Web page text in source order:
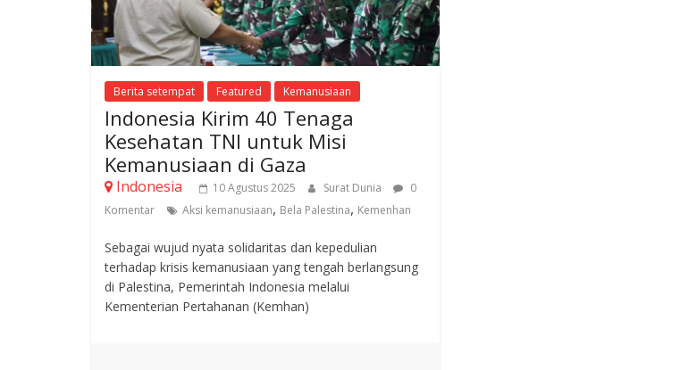
Berita setempat Featured Kemanusiaan
Indonesia Kirim 40 Tenaga
Kesehatan TNI untuk Misi
Kemanusiaan di Gaza
Indonesia 10 Agustus 2025 Surat Dunia
0
Komentar
Aksi kemanusiaan, Bela Palestina, Kemenhan
Sebagai wujud nyata solidaritas dan kepedulian
terhadap krisis kemanusiaan yang tengah berlangsung
di Palestina, Pemerintah Indonesia melalui
Kementerian Pertahanan (Kemhan)